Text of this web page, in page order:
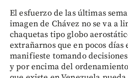
El esfuerzo de las últimas
imagen de Chávez no se va a
chaquetas tipo globo
extrañarnos que en pocos
manifieste tomando
y por encima del